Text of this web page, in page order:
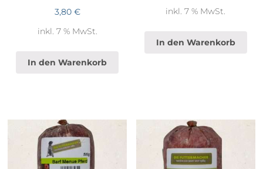
3,80 €
inkl. 7 % MwSt.
In den Warenkorb
inkl. 7 % MwSt.
In den Warenkorb